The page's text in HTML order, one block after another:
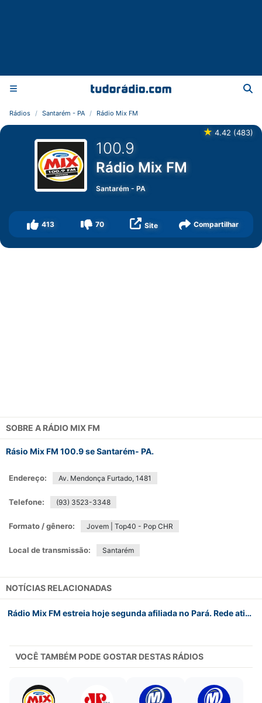
Rádios Santarém - PA Rádio Mix FM
★ 4.42 (483)
100.9
Rádio Mix FM
Santarém -PA
413 70 Site Compartilhar
SOBRE A RÁDIO MIX FM
Rásio Mix FM 100.9 se Santarém- PA.
Endereço: Av. Mendonça Furtado, 1481
Telefone: (93) 3523-3348
Formato / gênero: Jovem | Top40 - Pop CHR
Local de transmissão: Santarém
NOTÍCIAS RELACIONADAS
Rádio Mix FM estreia hoje segunda afiliada no Pará. Rede atinge a marca de 34 estações a nível nacional
VOCÊ TAMBÉM PODE GOSTAR DESTAS RÁDIOS